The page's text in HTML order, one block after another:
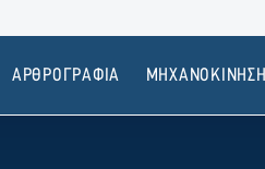
ΑΡΘΡΟΓΡΑΦΙΑ ΜΗΧΑΝΟΚΙΝΗΣΗ